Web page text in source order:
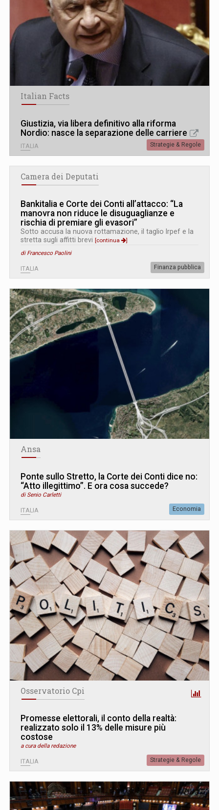
Italian Facts
Giustizia, via libera definitivo alla riforma
Nordio: nasce la separazione delle carriere
ITALIA Strategie & Regole
Camera dei Deputati
Bankitalia e Corte dei Conti all’attacco: “La
manovra non riduce le disuguaglianze e
rischia di premiare gli evasori”
Sotto accusa la nuova rottamazione, il taglio Irpef e la
stretta sugli affitti brevi [continua
]
di Francesco Paolini
ITALIA Finanza pubblica
Ansa
Ponte sullo Stretto, la Corte dei Conti dice no:
“Atto illegittimo”. E ora cosa succede?
di Senio Carletti
ITALIA Economia
Osservatorio Cpi
Promesse elettorali, il conto della realtà:
realizzato solo il 13% delle misure più
costose
a cura della redazione
ITALIA Strategie & Regole